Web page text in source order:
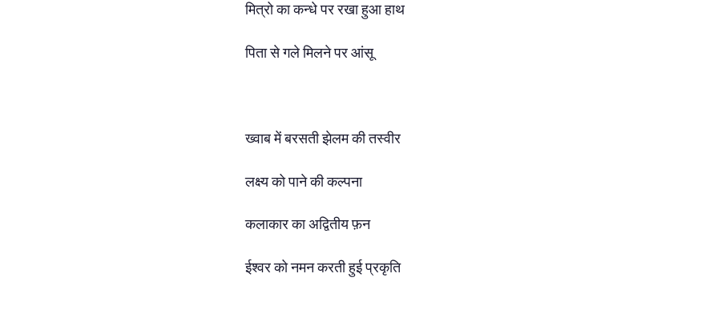
मित्रो का कन्धे पर रखा हुआ हाथ
पिता से गले मिलने पर आंसू
ख्वाब में बरसती झेलम की तस्वीर
लक्ष्य को पाने की कल्पना
कलाकार का अद्वितीय फ़न
ईश्वर को नमन करती हुई प्रकृति